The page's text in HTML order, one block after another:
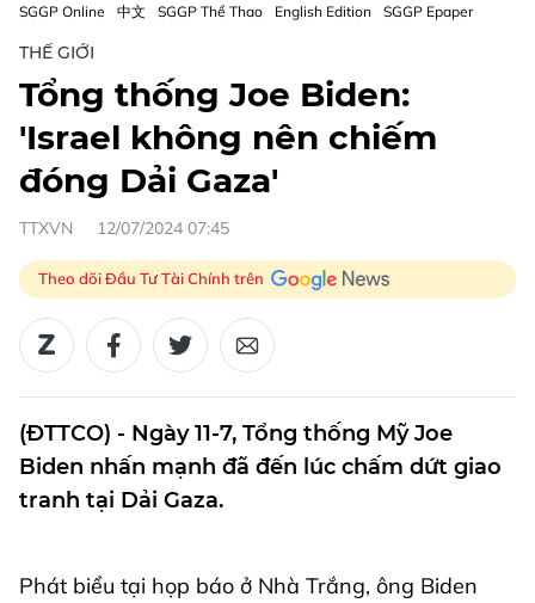
SGGP Online 中文 SGGP Thể Thao English Edition SGGP Epaper
THẾ GIỚI
Tổng thống Joe Biden:
'Israel không nên chiếm
đóng Dải Gaza'
TTXVN 12/07/2024 07:45
Theo dõi Đầu Tư Tài Chính trên
(ĐTTCO) - Ngày 11-7, Tổng thống Mỹ Joe
Biden nhấn mạnh đã đến lúc chấm dứt giao
tranh tại Dải Gaza.
Phát biểu tại họp báo ở Nhà Trắng, ông Biden